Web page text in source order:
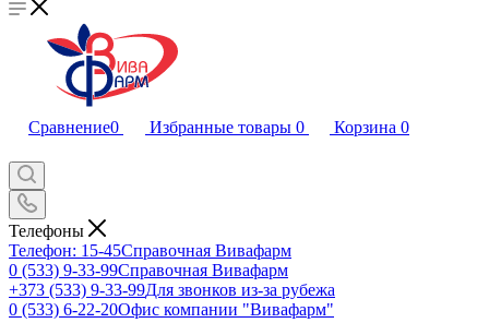
Сравнение0 Избранные товары 0 Корзина 0
Телефоны
Телефон: 15-45Справочная Вивафарм
0 (533) 9-33-99Справочная Вивафарм
+373 (533) 9-33-99Для звонков из-за рубежа
0 (533) 6-22-20Офис компании "Вивафарм"